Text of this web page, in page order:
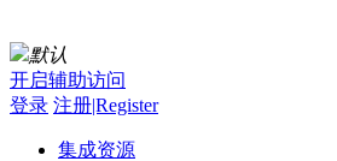
默认
开启辅助访问
登录 注册|Register
集成资源